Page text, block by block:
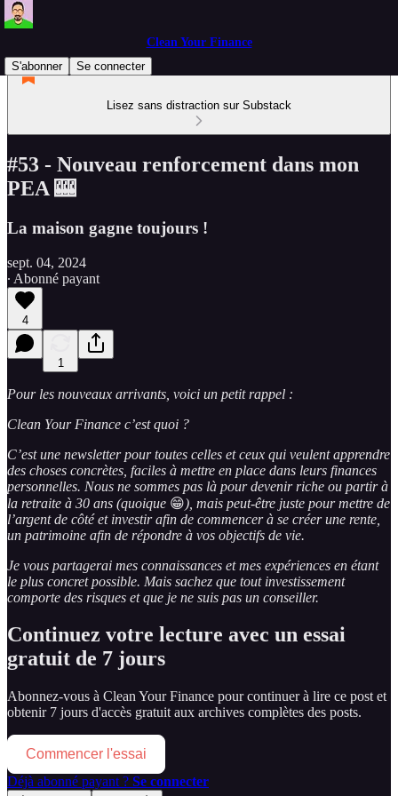
Clean Your Finance
S'abonner
Se connecter
Lisez sans distraction sur Substack
#53 - Nouveau renforcement dans mon
PEA 🎰
La maison gagne toujours !
sept. 04, 2024
∙ Abonné payant
4
1
Pour les nouveaux arrivants, voici un petit rappel :
Clean Your Finance c’est quoi ?
C’est une newsletter pour toutes celles et ceux qui veulent apprendre
des choses concrètes, faciles à mettre en place dans leurs finances
personnelles. Nous ne sommes pas là pour devenir riche ou partir à
la retraite à 30 ans (quoique 😁), mais peut-être juste pour mettre de
l’argent de côté et investir afin de commencer à se créer une rente,
un patrimoine afin de répondre à vos objectifs de vie.
Je vous partagerai mes connaissances et mes expériences en étant
le plus concret possible. Mais sachez que tout investissement
comporte des risques et que je ne suis pas un conseiller.
Continuez votre lecture avec un essai
gratuit de 7 jours
Abonnez-vous à Clean Your Finance pour continuer à lire ce post et
obtenir 7 jours d'accès gratuit aux archives complètes des posts.
Commencer l'essai
Déjà abonné payant ? Se connecter